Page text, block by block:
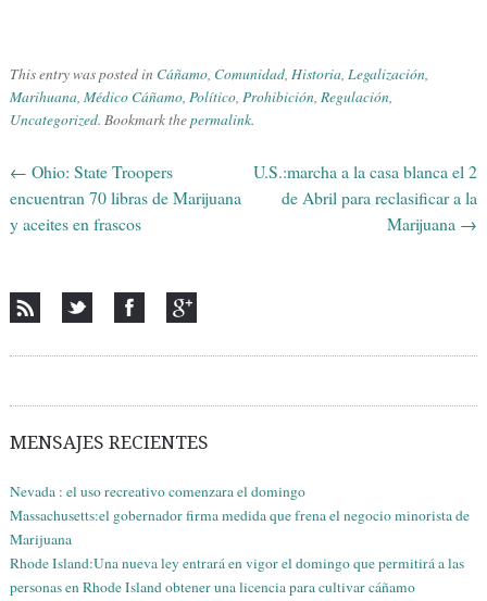
This entry was posted in Cáñamo, Comunidad,Historia,Legalización,
Marihuana,Médico Cáñamo,Político,Prohibición,Regulación,
Uncategorized. Bookmark thepermalink.
Post navigation
← Ohio: State Troopers
encuentran 70 libras de Marijuana
y aceites en frascos
U.S.:marcha a la casa blanca el 2
de Abril para reclasificar a la
Marijuana →
MENSAJES RECIENTES
Nevada : el uso recreativo comenzara el domingo
Massachusetts:el gobernador firma medida que frena el negocio minorista de
Marijuana
Rhode Island:Una nueva ley entrará en vigor el domingo que permitirá a las
personas en Rhode Island obtener una licencia para cultivar cáñamo